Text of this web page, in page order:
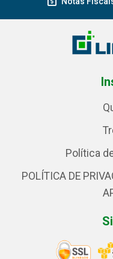
Política
POLÍTICA DE